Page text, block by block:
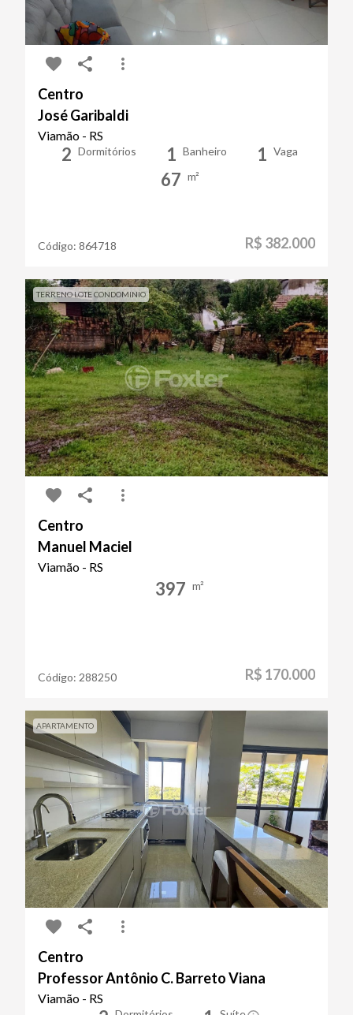
Centro
José Garibaldi
Viamão - RS
2 Dormitórios 1 Banheiro 1 Vaga
67 m²
Código: 864718 R$ 382.000
TERRENO LOTE CONDOMINIO
Centro
Manuel Maciel
Viamão - RS
397 m²
Código: 288250 R$ 170.000
APARTAMENTO
Centro
Professor Antônio C. Barreto Viana
Viamão - RS